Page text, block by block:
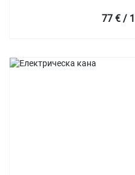
77 € /